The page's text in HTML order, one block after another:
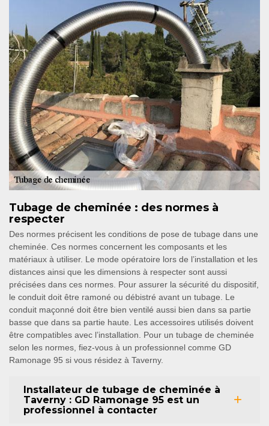
Tubage de cheminée : des normes à
respecter
Des normes précisent les conditions de pose de tubage dans une
cheminée. Ces normes concernent les composants et les
matériaux à utiliser. Le mode opératoire lors de l’installation et les
distances ainsi que les dimensions à respecter sont aussi
précisées dans ces normes. Pour assurer la sécurité du dispositif,
le conduit doit être ramoné ou débistré avant un tubage. Le
conduit maçonné doit être bien ventilé aussi bien dans sa partie
basse que dans sa partie haute. Les accessoires utilisés doivent
être compatibles avec l’installation. Pour un tubage de cheminée
selon les normes, fiez-vous à un professionnel comme GD
Ramonage 95 si vous résidez à Taverny.
Installateur de tubage de cheminée à
Taverny : GD Ramonage 95 est un
professionnel à contacter